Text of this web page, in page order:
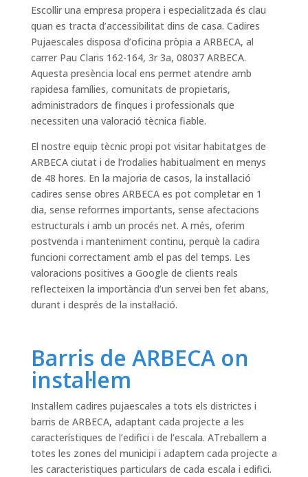
Escollir una empresa propera i especialitzada és clau
quan es tracta d’accessibilitat dins de casa. Cadires
Pujaescales disposa d’oficina pròpia a ARBECA, al
carrer Pau Claris 162-164, 3r 3a, 08037 ARBECA.
Aquesta presència local ens permet atendre amb
rapidesa famílies, comunitats de propietaris,
administradors de finques i professionals que
necessiten una valoració tècnica fiable.
El nostre equip tècnic propi pot visitar habitatges de
ARBECA ciutat i de l’rodalies habitualment en menys
de 48 hores. En la majoria de casos, la instal·lació
cadires sense obres ARBECA es pot completar en 1
dia, sense reformes importants, sense afectacions
estructurals i amb un procés net. A més, oferim
postvenda i manteniment continu, perquè la cadira
funcioni correctament amb el pas del temps. Les
valoracions positives a Google de clients reals
reflecteixen la importància d’un servei ben fet abans,
durant i després de la instal·lació.
Barris de ARBECA on
instal·lem
Instal·lem cadires pujaescales a tots els districtes i
barris de ARBECA, adaptant cada projecte a les
característiques de l’edifici i de l’escala. ATreballem a
totes les zones del municipi i adaptem cada projecte a
les caracteristiques particulars de cada escala i edifici.